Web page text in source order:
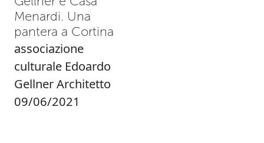
Menardi. Una
pantera a Cortina
associazione
culturale Edoardo
Gellner Architetto
09/06/2021